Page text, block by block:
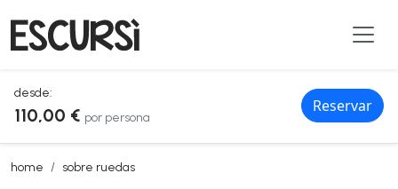
desde:
110,00 € por persona
Reservar
home sobre ruedas
desde oristano: tour en jeep entre el monte gentilis y la costa